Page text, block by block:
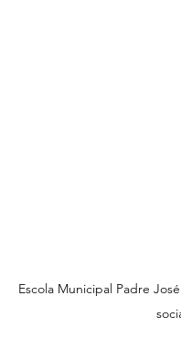
Escola Municipal Padre